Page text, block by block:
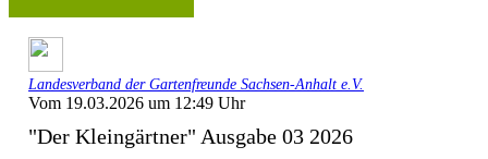
Landesverband der Gartenfreunde Sachsen-Anhalt e.V.
Vom 19.03.2026 um 12:49 Uhr
"Der Kleingärtner" Ausgabe 03 2026